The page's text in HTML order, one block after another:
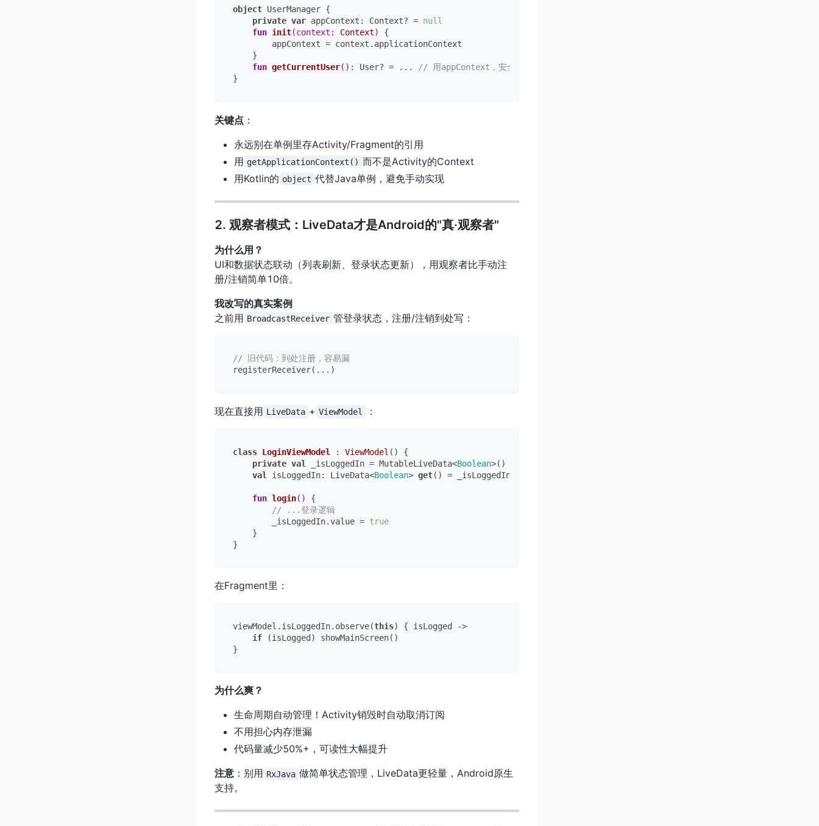
object UserManager {
private var appContext: Context? = null
fun init(context: Context) {
        appContext = context.applicationContext
    }
fun getCurrentUser() : User? = ...
// 用appContext，安全！
关键点 ：
永远别在单例里存Activity/Fragment的引用
用 getApplicationContext() 而不是Activity的Context
用Kotlin的 object 代替Java单例，避免手动实现
2. 观察者模式：LiveData才是Android的"真·观察者"
为什么用？
UI和数据状态联动（列表刷新、登录状态更新），用观察者比手动注
册/注销简单10倍。
我改写的真实案例
之前用 BroadcastReceiver 管登录状态，注册/注销到处写：
// 旧代码：到处注册，容易漏
现在直接用 LiveData + ViewModel ：
class LoginViewModel : ViewModel () {
private val _isLoggedIn = MutableLiveData<Boolean>()
val
isLoggedIn: LiveData<Boolean> get() = _isLoggedIn
fun login() {
// ...登录逻辑
        _isLoggedIn.value =
true
    }
在Fragment里：
viewModel.isLoggedIn.observe(this) { isLogged ->
if (isLogged) showMainScreen()
为什么爽？
生命周期自动管理！Activity销毁时自动取消订阅
不用担心内存泄漏
代码量减少50%+，可读性大幅提升
注意：别用 RxJava 做简单状态管理，LiveData更轻量，Android原生
支持。